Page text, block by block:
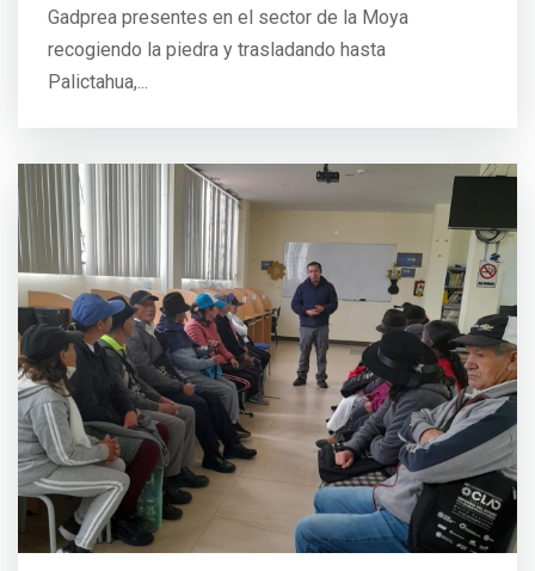
Gadprea presentes en el sector de la Moya
recogiendo la piedra y trasladando hasta
Palictahua,...